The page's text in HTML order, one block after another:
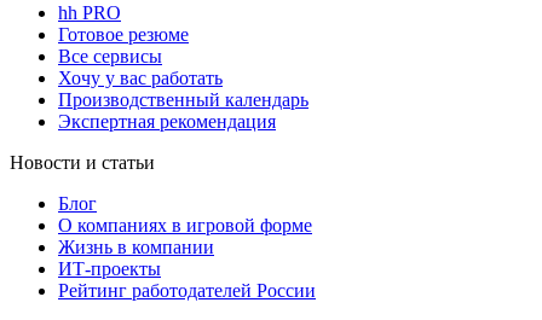
hh PRO
Готовое резюме
Все сервисы
Хочу у вас работать
Производственный календарь
Экспертная рекомендация
Новости и статьи
Блог
О компаниях в игровой форме
Жизнь в компании
ИТ-проекты
Рейтинг работодателей России